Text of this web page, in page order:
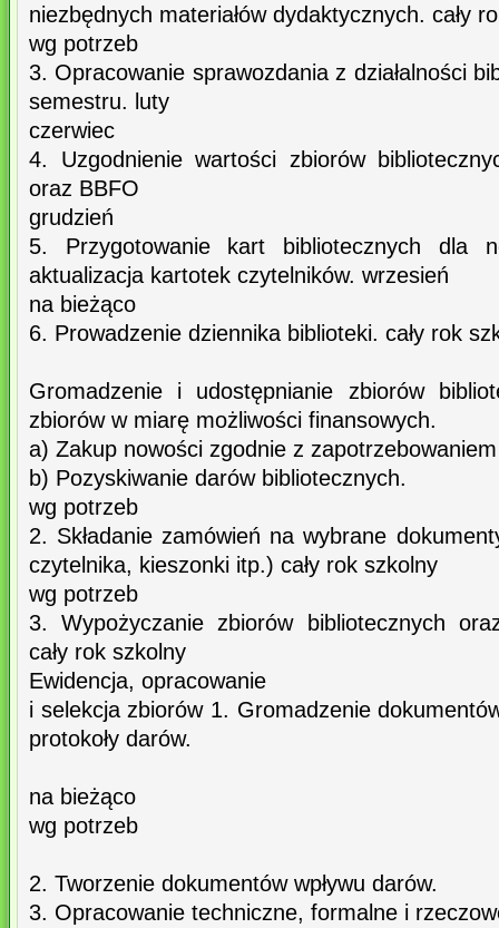
niezbędnych materiałów dydaktycznych. cały
wg potrzeb
3. Opracowanie sprawozdania z działalności
semestru. luty
czerwiec
4. Uzgodnienie wartości zbiorów
oraz BBFO
grudzień
5. Przygotowanie kart bibliotecznych dla
aktualizacja kartotek czytelników. wrzesień
na bieżąco
6. Prowadzenie dziennika biblioteki. cały rok
Gromadzenie i udostępnianie zbiorów
zbiorów w miarę możliwości finansowych.
a) Zakup nowości zgodnie z
b) Pozyskiwanie darów bibliotecznych.
wg potrzeb
2. Składanie zamówień na wybrane
czytelnika, kieszonki itp.) cały rok szkolny
wg potrzeb
3. Wypożyczanie zbiorów bibliotecznych
cały rok szkolny
Ewidencja, opracowanie
i selekcja zbiorów 1. Gromadzenie
protokoły darów.
na bieżąco
wg potrzeb
2. Tworzenie dokumentów wpływu darów.
3. Opracowanie techniczne, formalne i